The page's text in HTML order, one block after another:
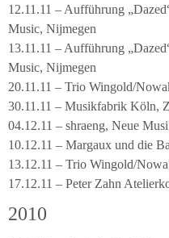
12.11.11 – Aufführung
Music, Nijmegen
13.11.11 – Aufführung
Music, Nijmegen
20.11.11 – Trio Wingold/
30.11.11 – Musikfabrik Köln,
04.12.11 – shraeng, Neue
10.12.11 – Margaux und die
13.12.11 – Trio Wingold/
17.12.11 – Peter Zahn
2010